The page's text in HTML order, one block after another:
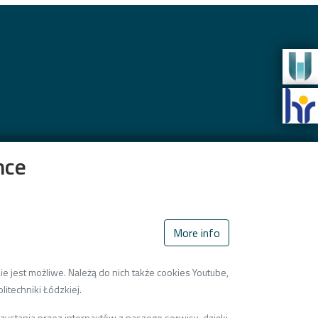
More info
jest możliwe. Należą do nich także cookies Youtube,
Łódzkiej.